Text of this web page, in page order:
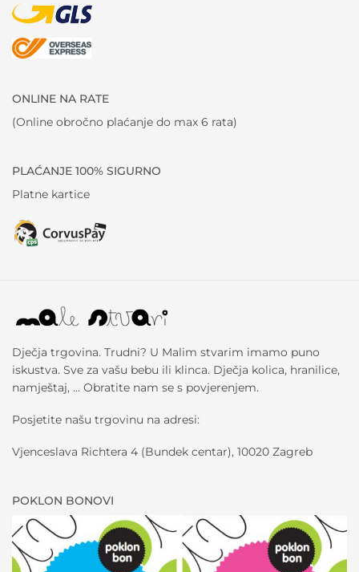
ONLINE NA RATE
(Online obročno plaćanje do max 6 rata)
PLAĆANJE 100% SIGURNO
Platne kartice
Dječja trgovina. Trudni? U Malim stvarim imamo puno
iskustva. Sve za vašu bebu ili klinca. Dječja kolica, hranilice,
namještaj, … Obratite nam se s povjerenjem.
Posjetite našu trgovinu na adresi:
Vjenceslava Richtera 4 (Bundek centar), 10020 Zagreb
POKLON BONOVI